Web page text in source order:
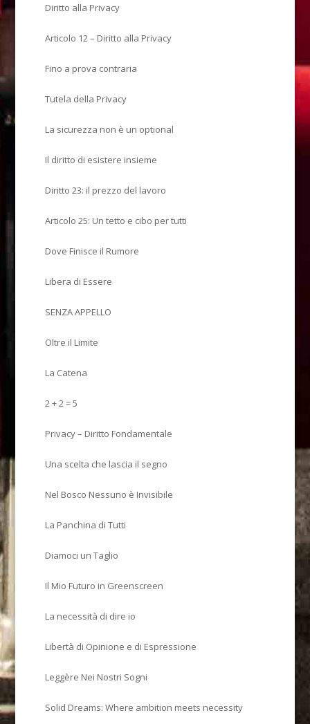
Diritto alla Privacy
Articolo 12 – Diritto alla Privacy
Fino a prova contraria
Tutela della Privacy
La sicurezza non è un optional
Il diritto di esistere insieme
Diritto 23: il prezzo del lavoro
Articolo 25: Un tetto e cibo per tutti
Dove Finisce il Rumore
Libera di Essere
SENZA APPELLO
Oltre il Limite
La Catena
2 + 2 = 5
Privacy – Diritto Fondamentale
Una scelta che lascia il segno
Nel Bosco Nessuno è Invisibile
La Panchina di Tutti
Diamoci un Taglio
Il Mio Futuro in Greenscreen
La necessità di dire io
Libertà di Opinione e di Espressione
Leggère Nei Nostri Sogni
Solid Dreams: Where ambition meets necessity